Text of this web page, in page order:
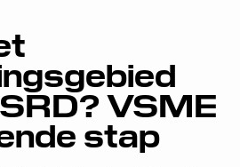
VSME
stap